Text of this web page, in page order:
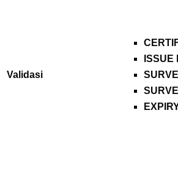
Validasi
ISSUE